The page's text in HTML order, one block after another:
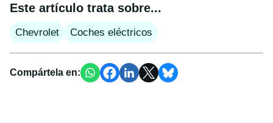
Este artículo trata sobre...
Chevrolet Coches eléctricos
Compártela en: